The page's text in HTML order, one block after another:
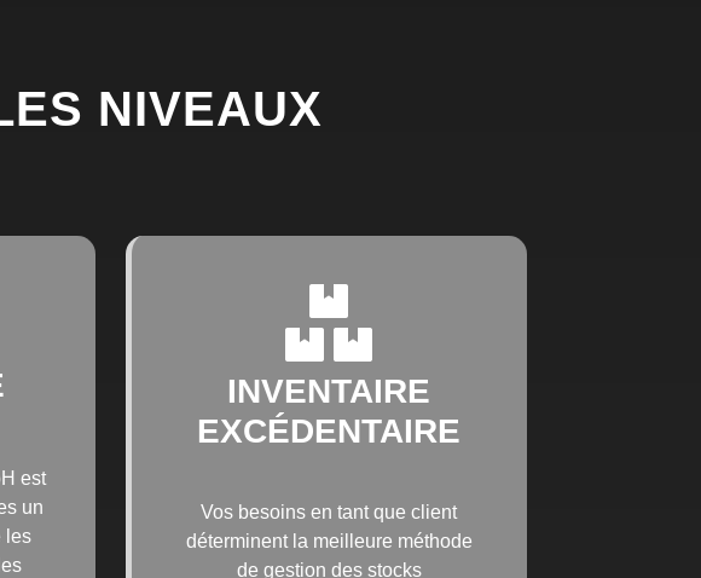
NIVEAUX
est
un
les
INVENTAIRE
EXCÉDENTAIRE
Vos besoins en tant que client
déterminent la meilleure méthode
de gestion des stocks